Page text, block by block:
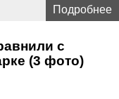
Подробнее
с
(3 фото)